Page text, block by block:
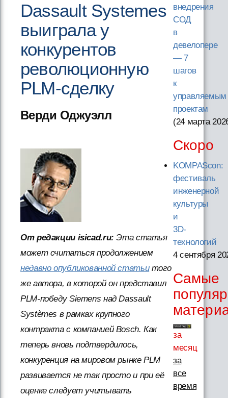
Dassault Systemes
выиграла у
конкурентов
революционную
PLM-сделку
Верди Оджуэлл
От редакции isicad.ru: Эта статья
может считаться продолжением
недавно опубликованной статьитого
же автора, в которой он представил
PLM-победу Siemens над Dassault
Systèmes в рамках крупного
контракта с компанией Bosch. Как
теперь вновь подтвердилось,
конкуренция на мировом рынке PLM
развивается не так просто и при её
оценке следует учитывать
внедрения
СОД
в
девелопере
— 7
шагов
к
управляемым
проектам
(24 марта
Скоро
KOMPAScon:
фестиваль
инженерной
культуры
и
3D-
технологий
4 сентября
Самые
за
месяц
за
все
время